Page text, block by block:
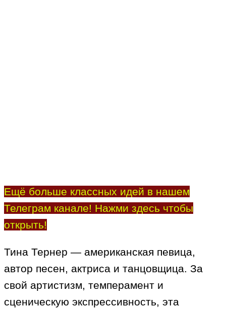
Ещё больше классных идей в нашем
Телеграм канале! Нажми здесь чтобы
открыть!
Тина Тернер — американская певица,
автор песен, актриса и танцовщица. За
свой артистизм, темперамент и
сценическую экспрессивность, эта